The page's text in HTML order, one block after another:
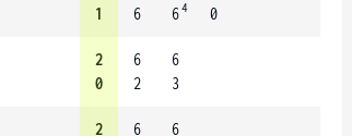
1
6
64
0
2
0
6
2
6
3
2 6 6